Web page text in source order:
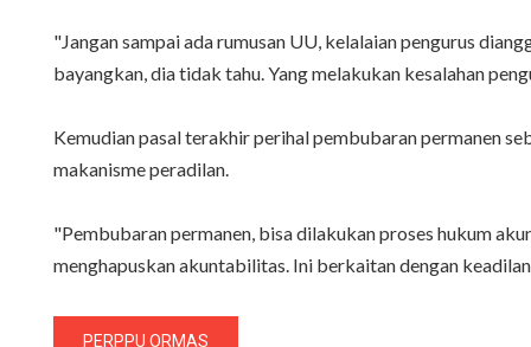
"Jangan sampai ada rumusan UU, kelalaian pengurus
bayangkan, dia tidak tahu. Yang melakukan kesalahan
Kemudian pasal terakhir perihal pembubaran permanen
makanisme peradilan.
"Pembubaran permanen, bisa dilakukan proses hukum
menghapuskan akuntabilitas. Ini berkaitan dengan
PERPPU ORMAS